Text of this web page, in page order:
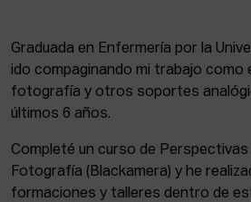
LA CASA DEL CINE
ACTUALIDAD
Admisión
Intranet
EUS ESP
Graduada en Enfermería por la
ido compaginando mi trabajo como
fotografía y otros soportes
últimos 6 años.
Completé un curso de
Fotografía (Blackamera) y he
formaciones y talleres dentro de